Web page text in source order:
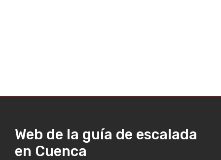
Web de la guía de escalada
en Cuenca